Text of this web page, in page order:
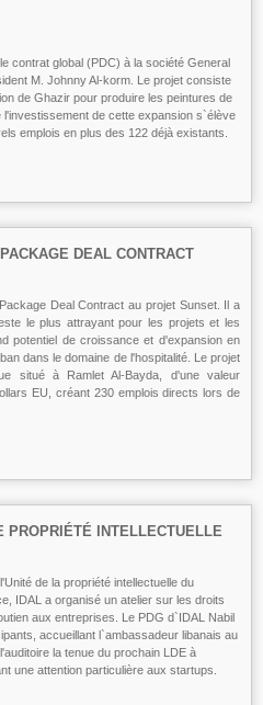
contrat global (PDC) à la société General
M. Johnny Al-korm. Le projet consiste
de Ghazir pour produire les peintures de
de cette expansion s`élève
emplois en plus des 122 déjà existants.
DEAL CONTRACT
Deal Contract au projet Sunset. Il a
le plus attrayant pour les projets et les
potentiel de croissance et d'expansion en
dans le domaine de l'hospitalité. Le projet
situé à Ramlet Al-Bayda, d'une valeur
EU, créant 230 emplois directs lors de
PROPRIÉTÉ INTELLECTUELLE
de la propriété intellectuelle du
IDAL a organisé un atelier sur les droits
aux entreprises. Le PDG d`IDAL Nabil
accueillant l`ambassadeur libanais au
la tenue du prochain LDE à
une attention particulière aux startups.